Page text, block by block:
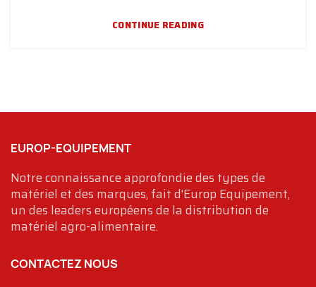
CONTINUE READING
EUROP-EQUIPEMENT
Notre connaissance approfondie des types de
matériel et des marques, fait d'Europ Equipement,
un des leaders européens de la distribution de
matériel agro-alimentaire.
CONTACTEZ NOUS